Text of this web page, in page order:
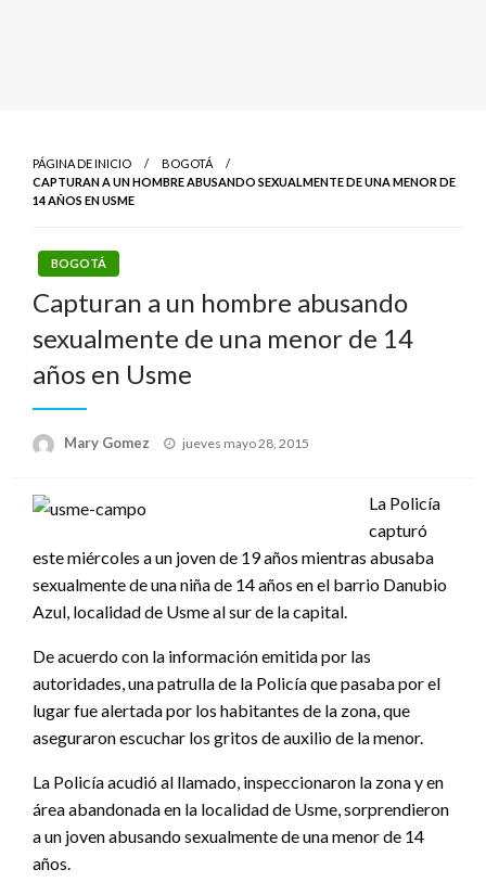
PÁGINA DE INICIO
BOGOTÁ
CAPTURAN A UN HOMBRE ABUSANDO SEXUALMENTE DE UNA MENOR DE
14 AÑOS EN USME
BOGOTÁ
Capturan a un hombre abusando
sexualmente de una menor de 14
años en Usme
Mary Gomez
Publicado
jueves mayo 28, 2015
La Policía
capturó
este miércoles a un joven de 19 años mientras abusaba
sexualmente de una niña de 14 años en el barrio Danubio
Azul, localidad de Usme al sur de la capital.
De acuerdo con la información emitida por las
autoridades, una patrulla de la Policía que pasaba por el
lugar fue alertada por los habitantes de la zona, que
aseguraron escuchar los gritos de auxilio de la menor.
La Policía acudió al llamado, inspeccionaron la zona y en
área abandonada en la localidad de Usme, sorprendieron
a un joven abusando sexualmente de una menor de 14
años.